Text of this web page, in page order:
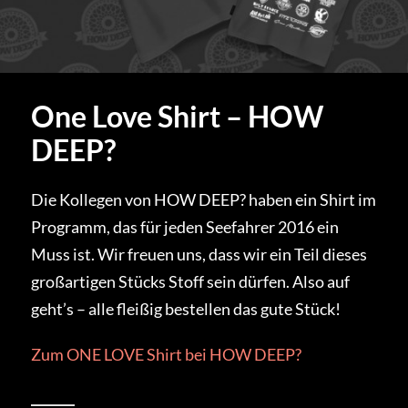
One Love Shirt – HOW
DEEP?
Die Kollegen von HOW DEEP? haben ein Shirt im
Programm, das für jeden Seefahrer 2016 ein
Muss ist. Wir freuen uns, dass wir ein Teil dieses
großartigen Stücks Stoff sein dürfen. Also auf
geht’s – alle fleißig bestellen das gute Stück!
Zum ONE LOVE Shirt bei HOW DEEP?